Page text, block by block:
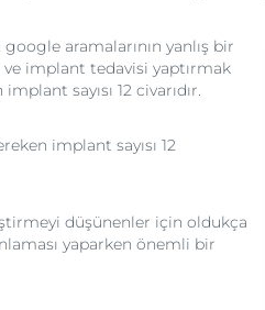
aramalarının yanlış bir
ve implant tedavisi yaptırmak
sayısı 12 civarıdır.
implant sayısı 12
düşünenler için oldukça
yaparken önemli bir